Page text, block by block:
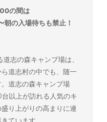
の間は
朝の入場待ちも禁止！
志の森キャンプ場は、
道志村の中でも、随一
道志の森キャンプ場
以上が訪れる人気のキ
り上がりの高まりに連